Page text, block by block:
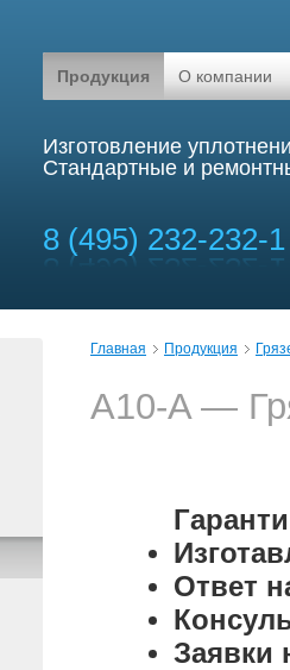
Продукция О компании
Изготовление
Стандартные и
8 (495) 232-232-1
Главная Продукция
А10-A —
Ответ
Заявки